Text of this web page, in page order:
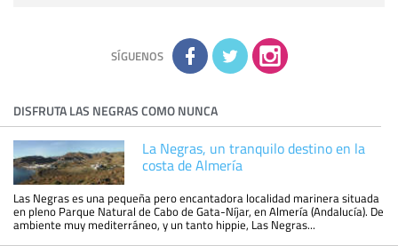
adicional y detallada sobre cómo tratamos sus datos en la
política de privacidad
SÍGUENOS
DISFRUTA LAS NEGRAS COMO NUNCA
La Negras, un tranquilo destino en la
costa de Almería
Las Negras es una pequeña pero encantadora localidad marinera situada
en pleno Parque Natural de Cabo de Gata-Níjar, en Almería (Andalucía). De
ambiente muy mediterráneo, y un tanto hippie, Las Negras...